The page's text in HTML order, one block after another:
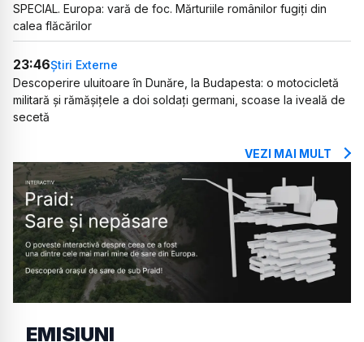
SPECIAL. Europa: vară de foc. Mărturiile românilor fugiți din
calea flăcărilor
23:46Știri Externe
Descoperire uluitoare în Dunăre, la Budapesta: o motocicletă
militară și rămășițele a doi soldați germani, scoase la iveală de
secetă
VEZI MAI MULT
EMISIUNI